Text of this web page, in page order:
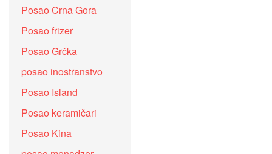
Posao Crna Gora
Posao frizer
Posao Grčka
posao inostranstvo
Posao Island
Posao keramičari
Posao Kina